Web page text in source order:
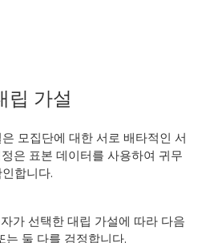
립 가설
모집단에 대한 서로 배타적인 서
은 표본 데이터를 사용하여 귀무
합니다.
가 선택한 대립 가설에 따라 다음
는 둘 다를 검정합니다.